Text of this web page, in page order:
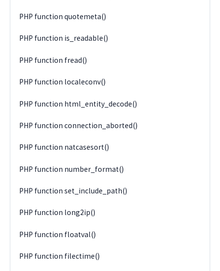
PHP function quotemeta()
PHP function is_readable()
PHP function fread()
PHP function localeconv()
PHP function html_entity_decode()
PHP function connection_aborted()
PHP function natcasesort()
PHP function number_format()
PHP function set_include_path()
PHP function long2ip()
PHP function floatval()
PHP function filectime()